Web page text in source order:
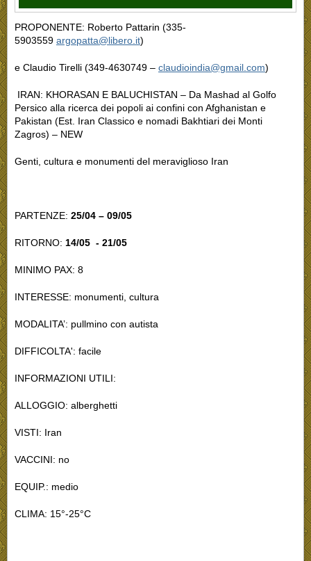
PROPONENTE: Roberto Pattarin (335-
5903559 argopatta@libero.it)
e Claudio Tirelli (349-4630749 – claudioindia@gmail.com)
IRAN: KHORASAN E BALUCHISTAN – Da Mashad al Golfo
Persico alla ricerca dei popoli ai confini con Afghanistan e
Pakistan (Est. Iran Classico e nomadi Bakhtiari dei Monti
Zagros) – NEW
Genti, cultura e monumenti del meraviglioso Iran
PARTENZE: 25/04 – 09/05
RITORNO: 14/05 - 21/05
MINIMO PAX: 8
INTERESSE: monumenti, cultura
MODALITA’: pullmino con autista
DIFFICOLTA': facile
INFORMAZIONI UTILI:
ALLOGGIO: alberghetti
VISTI: Iran
VACCINI: no
EQUIP.: medio
CLIMA: 15°-25°C